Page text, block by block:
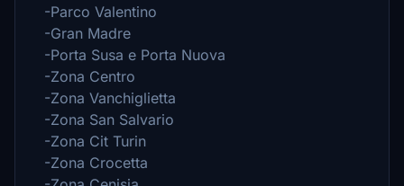
-Parco Valentino
-Gran Madre
-Porta Susa e Porta Nuova
-Zona Centro
-Zona Vanchiglietta
-Zona San Salvario
-Zona Cit Turin
-Zona Crocetta